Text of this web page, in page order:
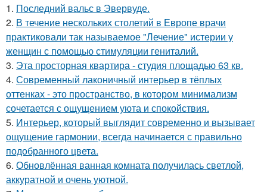
1. Последний вальс в Эвервуде.
2. В течение нескольких столетий в Европе врачи
практиковали так называемое "Лечение" истерии у
женщин с помощью стимуляции гениталий.
3. Эта просторная квартира - студия площадью 63 кв.
4. Современный лаконичный интерьер в тёплых
оттенках - это пространство, в котором минимализм
сочетается с ощущением уюта и спокойствия.
5. Интерьер, который выглядит современно и вызывает
ощущение гармонии, всегда начинается с правильно
подобранного цвета.
6. Обновлённая ванная комната получилась светлой,
аккуратной и очень уютной.